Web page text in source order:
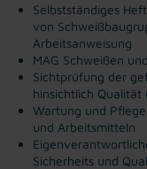
Selbstständiges
von
Arbeitsanweisung
MAG Schweißen
Sichtprüfung der
hinsichtlich Qualität
Wartung und
und Arbeitsmitteln
Sicherheits und